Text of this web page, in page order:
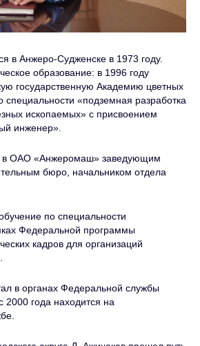
в Анжеро-Судженске в 1973 году.
образование: в 1996 году
государственную Академию цветных
специальности «подземная разработка
ископаемых» с присвоением
инженер».
в ОАО «Анжеромаш» заведующим
бюро, начальником отдела
по специальности
Федеральной программы
кадров для организаций
в органах Федеральной службы
2000 года находится на